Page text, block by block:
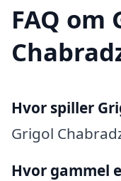
FAQ om
Hvor spiller
Grigol
Hvor gammel